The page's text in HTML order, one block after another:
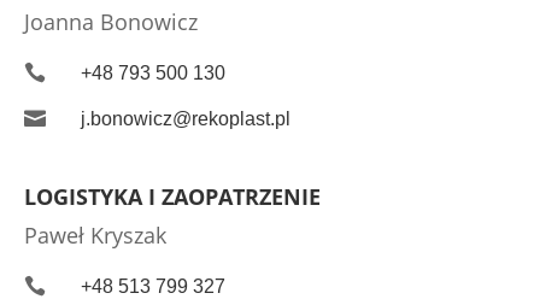
Joanna Bonowicz
 +48 793 500 130
 j.bonowicz@rekoplast.pl
LOGISTYKA I ZAOPATRZENIE
Paweł Kryszak
 +48 513 799 327